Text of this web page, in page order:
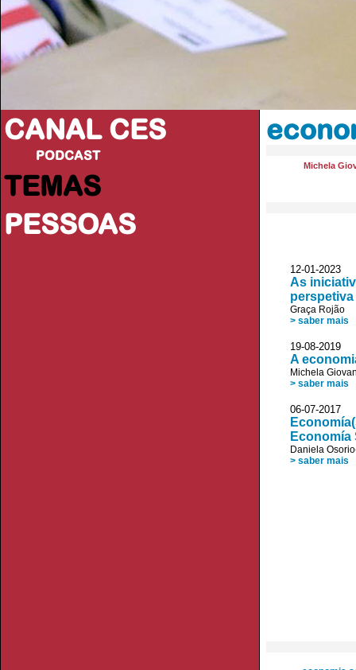
CANAL CES
PODCAST
TEMAS
PESSOAS
Michela
12-01-
As
Graça Rojão
> saber mais
19-08-
A
Michela
> saber mais
06-07-
Economía
Daniela
> saber mais